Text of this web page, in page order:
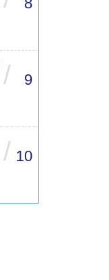
/ 9
/ 10